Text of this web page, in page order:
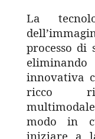
La
processo di
innovativa
ricco
modo in
iniziare a